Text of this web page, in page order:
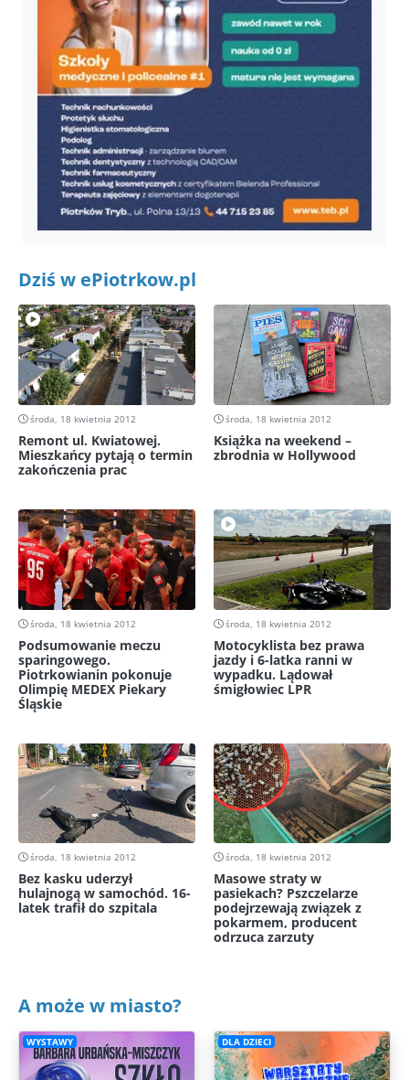
Dziś w ePiotrkow.pl
środa, 18 kwietnia 2012
Remont ul. Kwiatowej.
Mieszkańcy pytają o termin
zakończenia prac
środa, 18 kwietnia 2012
Książka na weekend –
zbrodnia w Hollywood
środa, 18 kwietnia 2012
Podsumowanie meczu
sparingowego.
Piotrkowianin pokonuje
Olimpię MEDEX Piekary
Śląskie
środa, 18 kwietnia 2012
Motocyklista bez prawa
jazdy i 6-latka ranni w
wypadku. Lądował
śmigłowiec LPR
środa, 18 kwietnia 2012
Bez kasku uderzył
hulajnogą w samochód. 16-
latek trafił do szpitala
środa, 18 kwietnia 2012
Masowe straty w
pasiekach? Pszczelarze
podejrzewają związek z
pokarmem, producent
odrzuca zarzuty
A może w miasto?
WYSTAWY DLA DZIECI